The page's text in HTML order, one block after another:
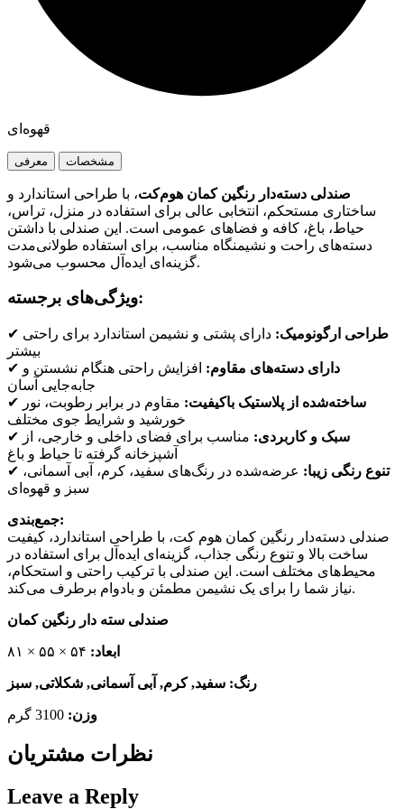
قهوه‌ای
معرفی مشخصات
صندلی دسته‌دار رنگین کمان هوم‌کت، با طراحی استاندارد و
ساختاری مستحکم، انتخابی عالی برای استفاده در منزل، تراس،
حیاط، باغ، کافه و فضاهای عمومی است. این صندلی با داشتن
دسته‌های راحت و نشیمنگاه مناسب، برای استفاده طولانی‌مدت
گزینه‌ای ایده‌آل محسوب می‌شود.
ویژگی‌های برجسته:
✔ طراحی ارگونومیک: دارای پشتی و نشیمن استاندارد برای راحتی
بیشتر
✔
دارای دسته‌های مقاوم: افزایش راحتی هنگام نشستن و
جابه‌جایی آسان
✔
ساخته‌شده از پلاستیک باکیفیت: مقاوم در برابر رطوبت، نور
خورشید و شرایط جوی مختلف
✔
سبک و کاربردی: مناسب برای فضای داخلی و خارجی، از
آشپزخانه گرفته تا حیاط و باغ
✔
تنوع رنگی زیبا: عرضه‌شده در رنگ‌های سفید، کرم، آبی آسمانی،
سبز و قهوه‌ای
جمع‌بندی:
صندلی دسته‌دار رنگین کمان هوم کت، با طراحی استاندارد، کیفیت
ساخت بالا و تنوع رنگی جذاب، گزینه‌ای ایده‌آل برای استفاده در
محیط‌های مختلف است. این صندلی با ترکیب راحتی و استحکام،
نیاز شما را برای یک نشیمن مطمئن و بادوام برطرف می‌کند.
صندلی سته دار رنگین کمان
ابعاد:
رنگ: سفید, کرم, آبی آسمانی, شکلاتی, سبز
وزن:
نظرات مشتریان
Leave a Reply